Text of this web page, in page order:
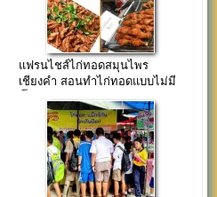
แฟรนไชส์ไก่ทอดสมุนไพร
เชียงคำ สอนทำไก่ทอดแบบไม่มี